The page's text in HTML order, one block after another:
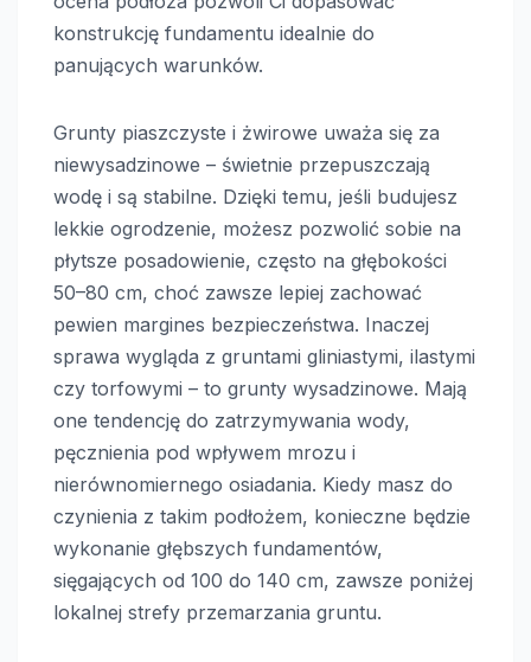
konstrukcję fundamentu idealnie do
panujących warunków.
Grunty piaszczyste i żwirowe uważa się za
niewysadzinowe – świetnie przepuszczają
wodę i są stabilne. Dzięki temu, jeśli budujesz
lekkie ogrodzenie, możesz pozwolić sobie na
płytsze posadowienie, często na głębokości
50–80 cm, choć zawsze lepiej zachować
pewien margines bezpieczeństwa. Inaczej
sprawa wygląda z gruntami gliniastymi, ilastymi
czy torfowymi – to grunty wysadzinowe. Mają
one tendencję do zatrzymywania wody,
pęcznienia pod wpływem mrozu i
nierównomiernego osiadania. Kiedy masz do
czynienia z takim podłożem, konieczne będzie
wykonanie głębszych fundamentów,
sięgających od 100 do 140 cm, zawsze poniżej
lokalnej strefy przemarzania gruntu.